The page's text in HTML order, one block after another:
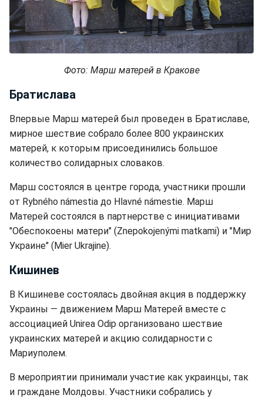
Фото: Марш матерей в Кракове
Братислава
Впервые Марш матерей был проведен в Братиславе,
мирное шествие собрало более 800 украинских
матерей, к которым присоединились большое
количество солидарных словаков.
Марш состоялся в центре города, участники прошли
от Rybného námestia до Hlavné námestie. Марш
Матерей состоялся в партнерстве с инициативами
"Обеспокоены матери" (Znepokojenými matkami) и "Мир
Украине" (Mier Ukrajine).
Кишинев
В Кишиневе состоялась двойная акция в поддержку
Украины — движением Марш Матерей вместе с
ассоциацией Unirea Odip организовано шествие
украинских матерей и акцию солидарности с
Мариуполем.
В мероприятии принимали участие как украинцы, так
и граждане Молдовы. Участники собрались у